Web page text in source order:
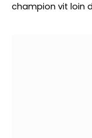
champion vit loin